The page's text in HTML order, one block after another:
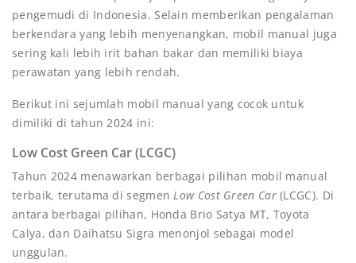
pengemudi di Indonesia. Selain memberikan pengalaman
berkendara yang lebih menyenangkan, mobil manual juga
sering kali lebih irit bahan bakar dan memiliki biaya
perawatan yang lebih rendah.
Berikut ini sejumlah mobil manual yang cocok untuk
dimiliki di tahun 2024 ini:
Low Cost Green Car (LCGC)
Tahun 2024 menawarkan berbagai pilihan mobil manual
terbaik, terutama di segmen Low Cost Green Car(LCGC). Di
antara berbagai pilihan, Honda Brio Satya MT, Toyota
Calya, dan Daihatsu Sigra menonjol sebagai model
unggulan.